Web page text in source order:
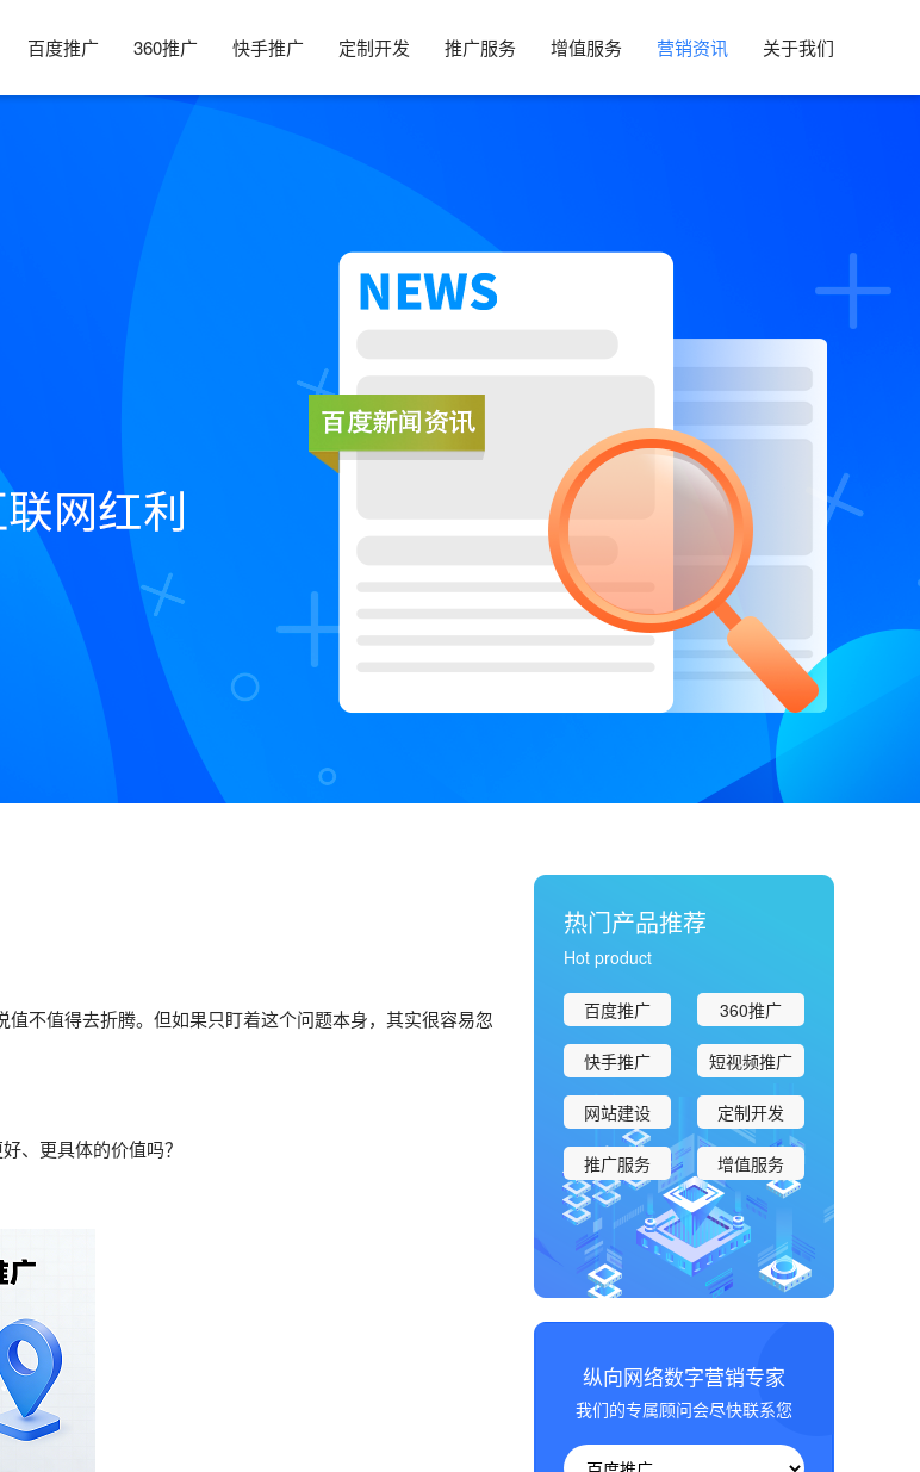
百度推广 360推广 快手推广 定制开发 推广服务 增值服务 营销资讯 关于我们
不值得去折腾。但如果只盯着这个问题本身，其实很容易忽
、更具体的价值吗？
热门产品推荐
Hot product
百度推广 360推广
快手推广 短视频推广
网站建设 定制开发
推广服务 增值服务
纵向网络数字营销专家
我们的专属顾问会尽快联系您